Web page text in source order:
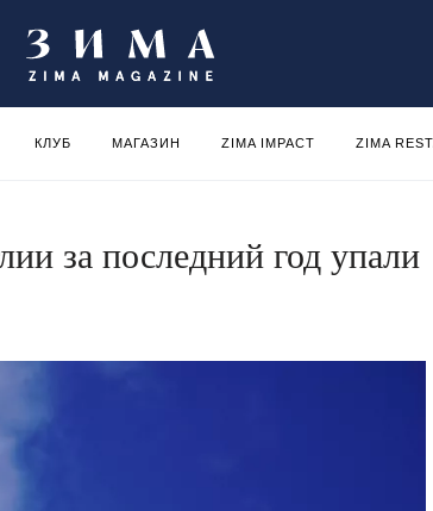
КЛУБ МАГАЗИН ZIMA IMPACT ZIMA
за последний год упали